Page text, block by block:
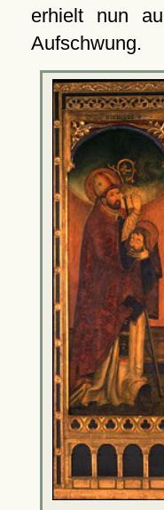
erhielt nun
Aufschwung.